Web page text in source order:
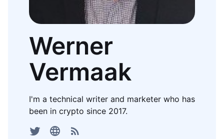
Werner
Vermaak
I'm a technical writer and marketer who has
been in crypto since 2017.